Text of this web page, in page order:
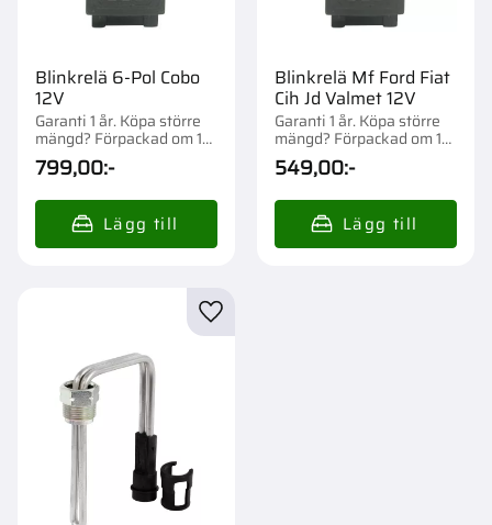
Blinkrelä 6-Pol Cobo
12V
Garanti 1 år. Köpa större
mängd? Förpackad om 1
st.
799,00:-
Blinkrelä Mf Ford Fiat
Cih Jd Valmet 12V
Garanti 1 år. Köpa större
mängd? Förpackad om 1
st.
549,00:-
Lägg till i favoriter